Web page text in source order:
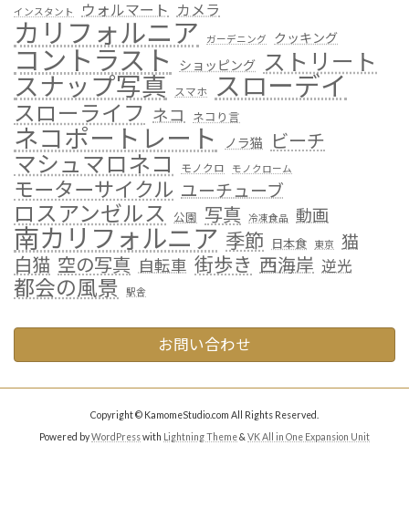
インスタント ウォルマート カメラ
カリフォルニア ガーデニング クッキング
コントラスト ショッピング ストリート
スナップ写真 スマホ スローデイ
スローライフ ネコ ネコり言
ネコポートレート ノラ猫 ビーチ
マシュマロネコ モノクロ モノクローム
モーターサイクル ユーチューブ
ロスアンゼルス 公園 写真 冷凍食品 動画
南カリフォルニア 季節 日本食 東京 猫
白猫 空の写真 自転車 街歩き 西海岸 逆光
都会の風景 駅舎
お問い合わせ
Copyright © KamomeStudio.com All Rights Reserved.
Powered byWordPresswith Lightning Theme&VK All in One Expansion Unit